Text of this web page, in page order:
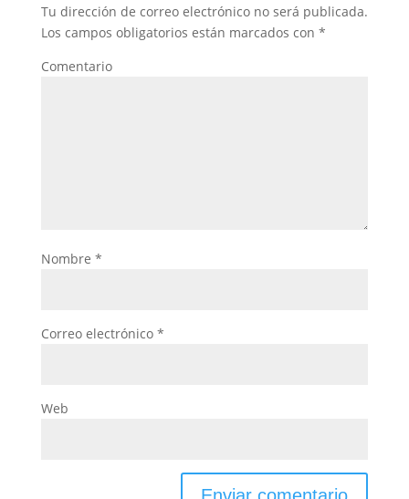
Tu dirección de correo electrónico no será publicada.
Los campos obligatorios están marcados con *
Comentario
Nombre *
Correo electrónico *
Web